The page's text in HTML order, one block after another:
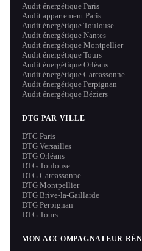
Audit énergétique Paris
Audit appartement Paris
Audit énergétique Toulouse
Audit énergétique Nantes
Audit énergétique Montpellier
Audit énergétique Tours
Audit énergétique Orléans
Audit énergétique Carcassonne
Audit énergétique Perpignan
Audit énergétique Béziers
DTG PAR VILLE
DTG Paris
DTG Versailles
DTG Orléans
DTG Toulouse
DTG Carcassonne
DTG Montpellier
DTG Brive-la-Gaillarde
DTG Perpignan
DTG Tours
MON ACCOMPAGNATEUR